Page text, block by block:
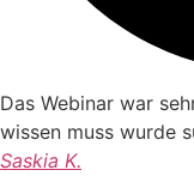
Das Webinar war
wissen muss wurde
Saskia K.